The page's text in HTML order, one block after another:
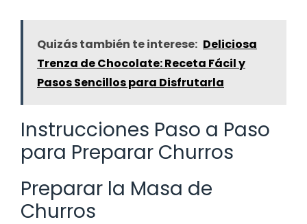
Quizás también te interese: Deliciosa
Trenza de Chocolate: Receta Fácil y
Pasos Sencillos para Disfrutarla
Instrucciones Paso a Paso
para Preparar Churros
Preparar la Masa de
Churros